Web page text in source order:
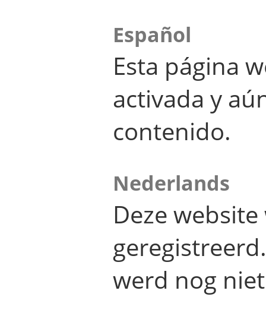
Español
Esta página
activada y
contenido.
Nederlands
Deze
werd nog